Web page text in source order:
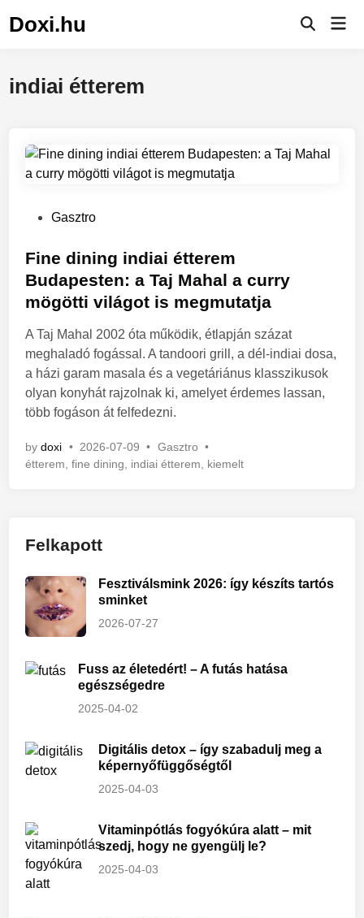
Doxi.hu
indiai étterem
s
t
i
n
Gasztro
Fine dining indiai étterem
Budapesten: a Taj Mahal a curry
mögötti világot is megmutatja
A Taj Mahal 2002 óta működik, étlapján százat
meghaladó fogással. A tandoori grill, a dél-indiai dosa,
a házi garam masala és a vegetáriánus klasszikusok
olyan konyhát rajzolnak ki, amelyet érdemes lassan,
több fogáson át felfedezni.
bydoxi • 2026-07-09 • P
o
Gasztro •
étterem ,fine dining indiai étterem kiemelt
Felkapott
Fesztiválsmink 2026: így készíts tartós
sminket
2026-07-27
Fuss az életedért! – A futás hatása
egészségedre
2025-04-02
Digitális detox – így szabadulj meg a
képernyőfüggőségtől
2025-04-03
Vitaminpótlás fogyókúra alatt – mit
szedj, hogy ne gyengülj le?
2025-04-03